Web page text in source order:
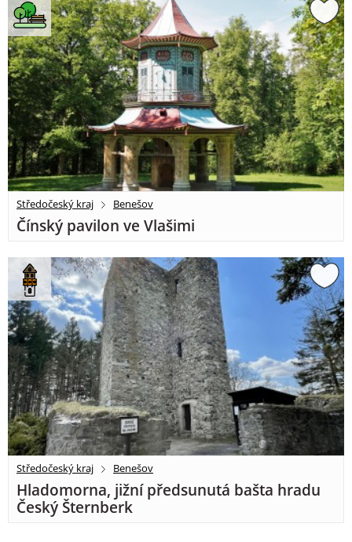
Středočeský kraj Benešov
Čínský pavilon ve Vlašimi
Středočeský kraj Benešov
Hladomorna, jižní předsunutá bašta hradu
Český Šternberk